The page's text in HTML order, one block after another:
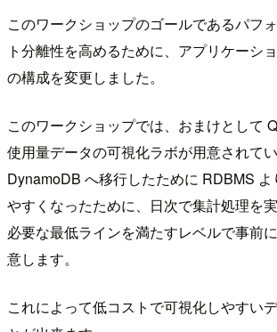
このワークショップのゴールであるパフ
ト分離性を高めるために、アプリケーシ
の構成を変更しました。
このワークショップでは、おまけとして
使用量データの可視化ラボが用意されてい
DynamoDB へ移行したために RDBMS
やすくなったために、日次で集計処理を
必要な最低ラインを満たすレベルで事前
意します。
これによって低コストで可視化しやすい